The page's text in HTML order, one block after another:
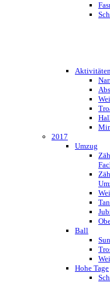
2017
Umzug
Ball
Hohe Tage